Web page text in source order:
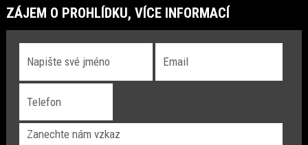
ZÁJEM O PROHLÍDKU, VÍCE INFORMACÍ